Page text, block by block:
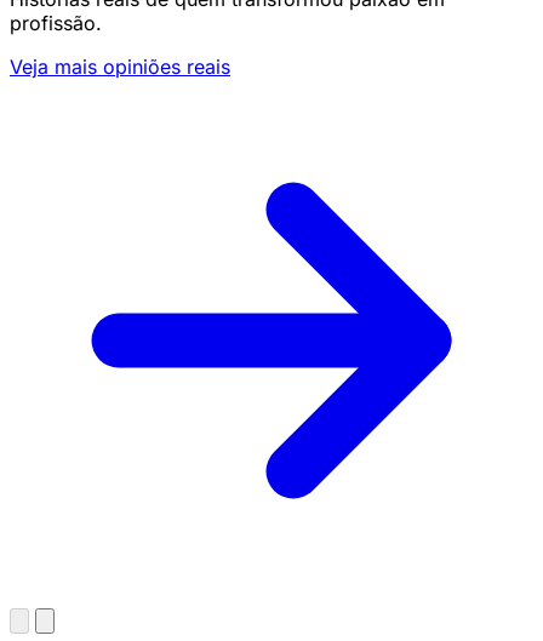
profissão.
Veja mais opiniões reais